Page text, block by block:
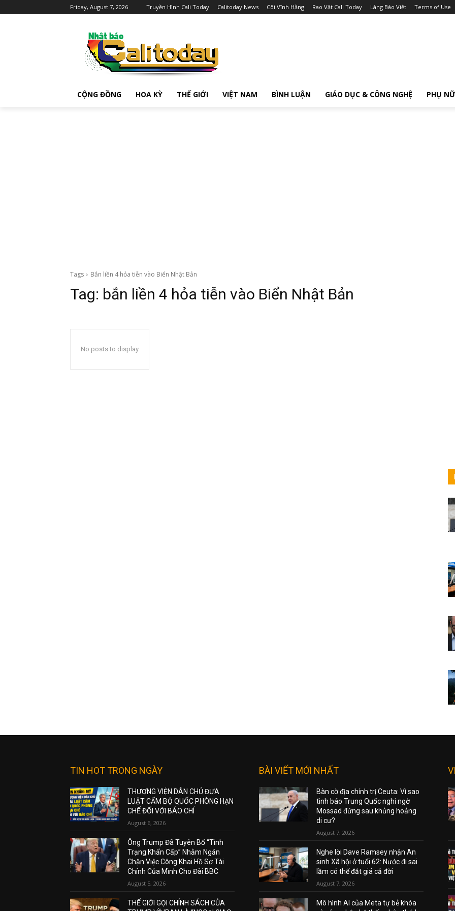
Friday, August 7, 2026 Truyền Hình Cali Today Calitoday News Cõi Vĩnh Hằng Rao Vặt Cali Today Làng Báo Việt Terms of Use
CỘNG ĐỒNG HOA KỲ THẾ GIỚI VIỆT NAM BÌNH LUẬN GIÁO DỤC & CÔNG NGHỆ PHỤ NỮ
Tags Bắn liền 4 hỏa tiễn vào Biển Nhật Bản
Tag: bắn liền 4 hỏa tiễn vào Biển Nhật Bản
No posts to display
TIN HOT TRONG NGÀY
THƯỢNG VIỆN DÂN CHỦ ĐƯA
LUẬT CẤM BỘ QUỐC PHÒNG HẠN
CHẾ ĐỐI VỚI BÁO CHÍ
August 6, 2026
Ông Trump Đã Tuyên Bố “Tình
Trạng Khẩn Cấp” Nhằm Ngăn
Chặn Việc Công Khai Hồ Sơ Tài
Chính Của Mình Cho Đài BBC
August 5, 2026
THẾ GIỚI GỌI CHÍNH SÁCH CỦA
BÀI VIẾT MỚI NHẤT
Bàn cờ địa chính trị Ceuta: Vì sao
tình báo Trung Quốc nghi ngờ
Mossad đứng sau khủng hoảng
di cư?
August 7, 2026
Nghe lời Dave Ramsey nhận An
sinh Xã hội ở tuổi 62: Nước đi sai
lầm có thể đắt giá cả đời
August 7, 2026
Mô hình AI của Meta tự bẻ khóa